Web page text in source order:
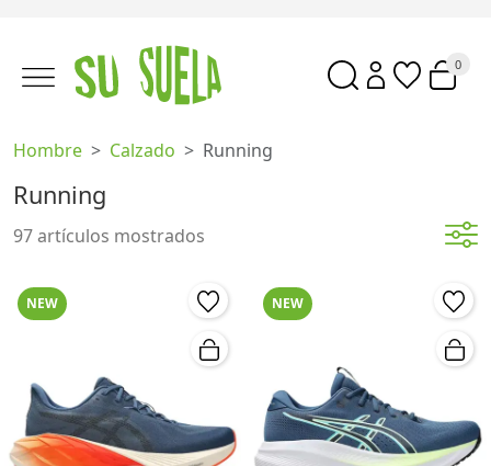
0
Hombre Calzado Running
Running
97 artículos mostrados
NEW NEW